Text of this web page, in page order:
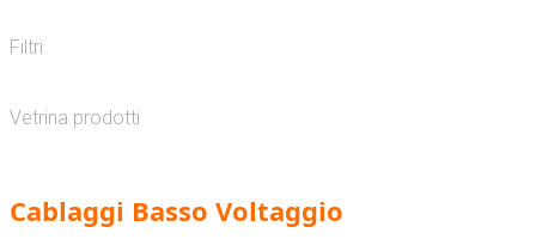
Filtri
Vetrina prodotti
Cablaggi Basso Voltaggio